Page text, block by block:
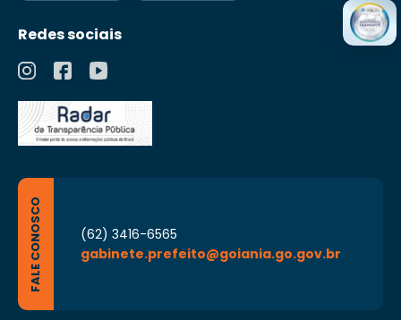
Redes sociais
FALE CONOSCO
(62) 3416-6565
gabinete.prefeito@goiania.go.gov.br